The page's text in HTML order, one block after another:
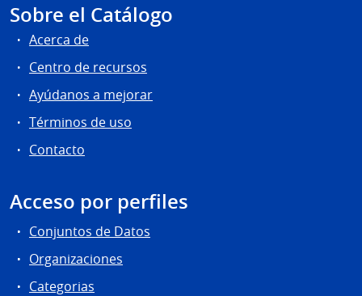
Sobre el Catálogo
Acerca de
Centro de recursos
Ayúdanos a mejorar
Términos de uso
Contacto
Acceso por perfiles
Conjuntos de Datos
Organizaciones
Categorias